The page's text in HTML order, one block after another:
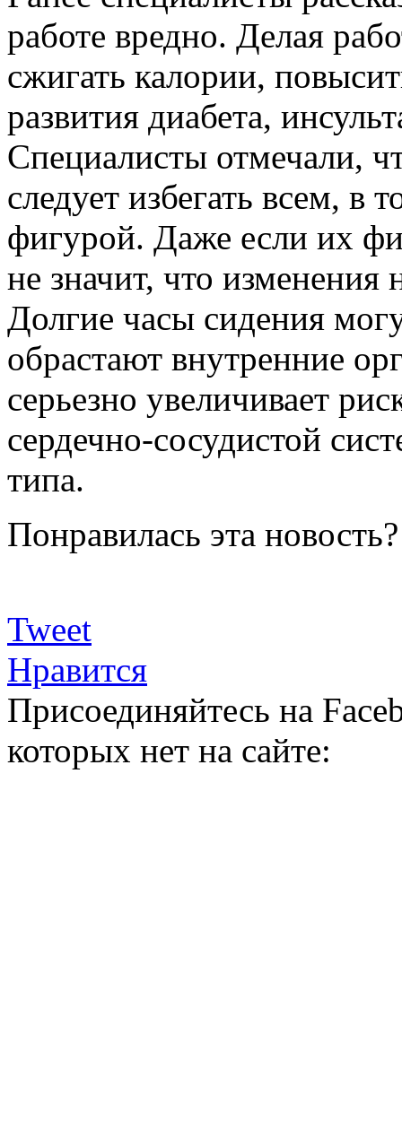
работе вредно. Делая
сжигать калории,
развития диабета,
Специалисты отмечали,
следует избегать всем, в
фигурой. Даже если их
не значит, что изменения
Долгие часы сидения
обрастают внутренние
серьезно увеличивает
сердечно-сосудистой
типа.
Понравилась эта
Tweet
Нравится
Присоединяйтесь на
которых нет на сайте: